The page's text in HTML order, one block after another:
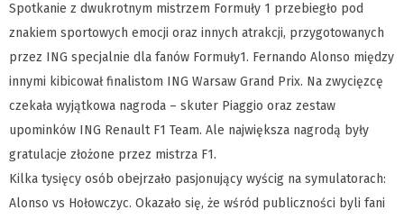
Spotkanie z dwukrotnym mistrzem Formuły 1 przebiegło pod
znakiem sportowych emocji oraz innych atrakcji, przygotowanych
przez ING specjalnie dla fanów Formuły1. Fernando Alonso między
innymi kibicował finalistom ING Warsaw Grand Prix. Na zwycięzcę
czekała wyjątkowa nagroda – skuter Piaggio oraz zestaw
upominków ING Renault F1 Team. Ale największa nagrodą były
gratulacje złożone przez mistrza F1.
Kilka tysięcy osób obejrzało pasjonujący wyścig na symulatorach:
Alonso vs Hołowczyc. Okazało się, że wśród publiczności byli fani